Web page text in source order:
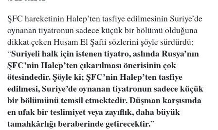
ŞFC hareketinin Halep’ten tasfiye edilmesinin Suriye’de
oynanan tiyatronun sadece küçük bir bölümü olduğuna
dikkat çeken Husam El Şafii sözlerini şöyle sürdürdü:
“Suriyeli halk için istenen tiyatro, aslında Rusya’nın
ŞFC’nin Halep’ten çıkarılması önerisinin çok
ötesindedir. Şöyle ki; ŞFC’nin Halep’ten tasfiye
edilmesi, Suriye’de oynanan tiyatronun sadece küçük
bir bölümünü temsil etmektedir. Düşman karşısında
en ufak bir teslimiyet veya zayıflık, daha büyük
tamahkârlığı beraberinde getirecektir.”